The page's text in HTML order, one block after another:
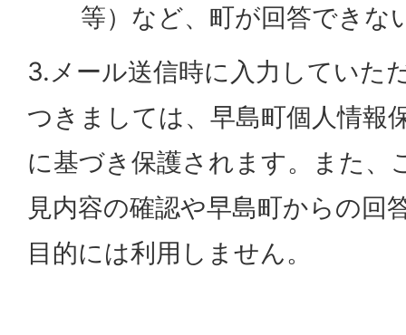
等）など、町が回答できな
3.メール送信時に入力していた
つきましては、早島町個人情報
に基づき保護されます。また、
見内容の確認や早島町からの回
目的には利用しません。